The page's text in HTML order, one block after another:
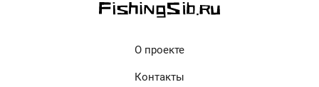
О проекте
Контакты